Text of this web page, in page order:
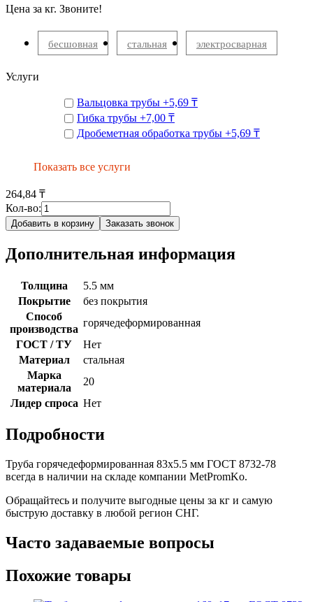
Цена за кг. Звоните!
бесшовная стальная электросварная
Услуги
Вальцовка трубы +5,69 ₸
Гибка трубы +7,00 ₸
Дробеметная обработка трубы +5,69 ₸
Показать все услуги
264,84 ₸
Кол-во:
Добавить в корзину Заказать звонок
Дополнительная информация
Толщина
5.5 мм
Покрытие
без покрытия
Способ
производства
горячедеформированная
ГОСТ / ТУ
Нет
Материал
стальная
Марка
материала
20
Лидер спроса Нет
Подробности
Труба горячедеформированная 83х5.5 мм ГОСТ 8732-78
всегда в наличии на складе компании MetPromKo.
Обращайтесь и получите выгодные цены за кг и самую
быструю доставку в любой регион СНГ.
Часто задаваемые вопросы
Похожие товары